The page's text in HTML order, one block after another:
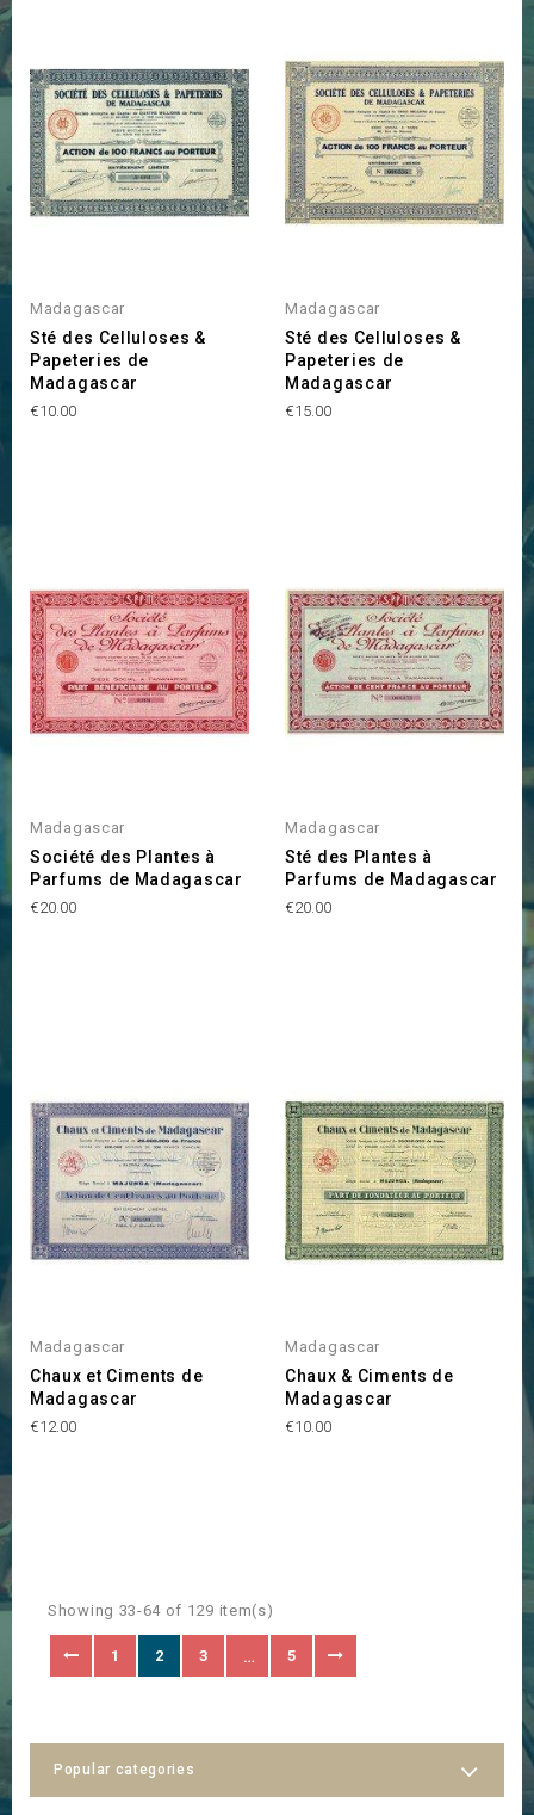
Madagascar
Sté des Celluloses &
Papeteries de
Madagascar
Price
€10.00
Madagascar
Sté des Celluloses &
Papeteries de
Madagascar
Price
€15.00
Madagascar
Société des Plantes à
Parfums de Madagascar
Price
€20.00
Madagascar
Sté des Plantes à
Parfums de Madagascar
Price
€20.00
Madagascar
Chaux et Ciments de
Madagascar
Price
€12.00
Madagascar
Chaux & Ciments de
Madagascar
Price
€10.00
Showing 33-64 of 129 item(s)
1 2 3 … 5
Popular categories